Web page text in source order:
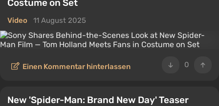
Costume on Set
Video 11 August 2025
0
Einen Kommentar hinterlassen
New 'Spider-Man: Brand New Day' Teaser